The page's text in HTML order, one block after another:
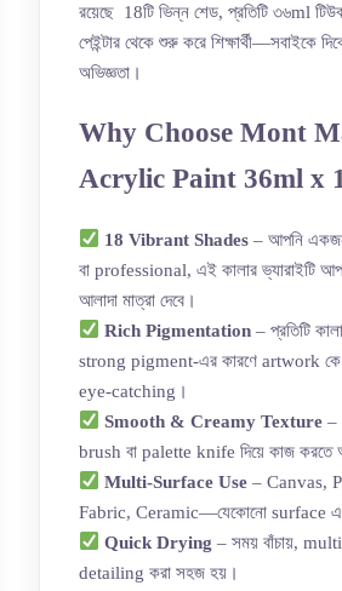
রয়েছে 18টি ভিন্ন শেড, প্রতিটি ৩৬ml
পেইন্টার থেকে শুরু করে শিক্ষার্থী—সবাইকে
অভিজ্ঞতা।
Why Choose Mont
Acrylic Paint 36ml x
18 Vibrant Shades – আপনি
বা professional, এই কালার ভ্যারাইটি
আলাদা মাত্রা দেবে।
Rich Pigmentation – প্রতিটি
strong pigment-এর কারণে artwork
eye-catching।
Smooth & Creamy Texture –
brush বা palette knife দিয়ে কাজ করতে
Multi-Surface Use – Canvas,
Fabric, Ceramic—যেকোনো surface এ
Quick Drying – সময় বাঁচায়,
detailing করা সহজ হয়।